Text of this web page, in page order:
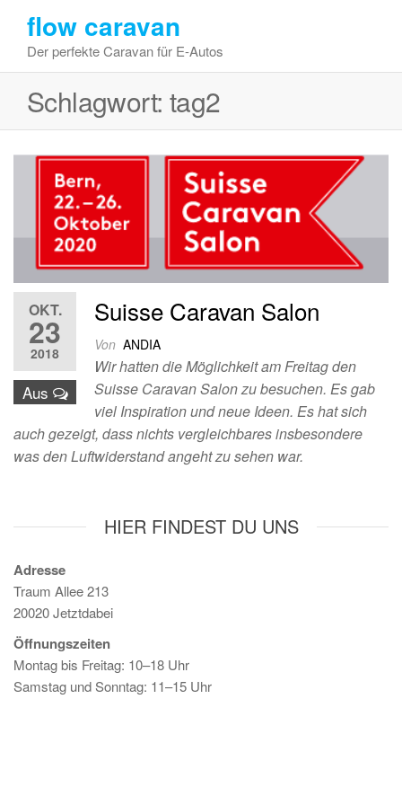
Inhalt
springen
flow caravan
Der perfekte Caravan für E-Autos
Schlagwort: tag2
OKT.
23
2018
Aus
Suisse Caravan Salon
Von ANDIA
Wir hatten die Möglichkeit am Freitag den
Suisse Caravan Salon zu besuchen. Es gab
viel Inspiration und neue Ideen. Es hat sich
auch gezeigt, dass nichts vergleichbares insbesondere
was den Luftwiderstand angeht zu sehen war.
HIER FINDEST DU UNS
Adresse
Traum Allee 213
20020 Jetztdabei
Öffnungszeiten
Montag bis Freitag: 10–18 Uhr
Samstag und Sonntag: 11–15 Uhr